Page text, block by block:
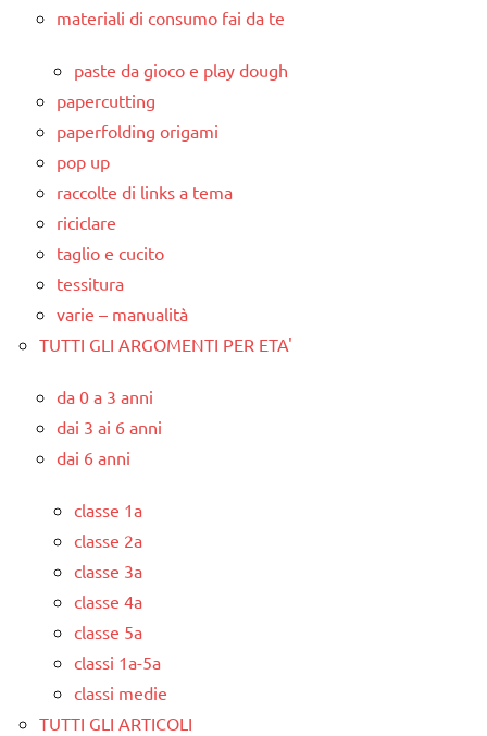
materiali di consumo fai da te
paste da gioco e play dough
papercutting
paperfolding origami
pop up
raccolte di links a tema
riciclare
taglio e cucito
tessitura
varie – manualità
TUTTI GLI ARGOMENTI PER ETA'
da 0 a 3 anni
dai 3 ai 6 anni
dai 6 anni
classe 1a
classe 2a
classe 3a
classe 4a
classe 5a
classi 1a-5a
classi medie
TUTTI GLI ARTICOLI